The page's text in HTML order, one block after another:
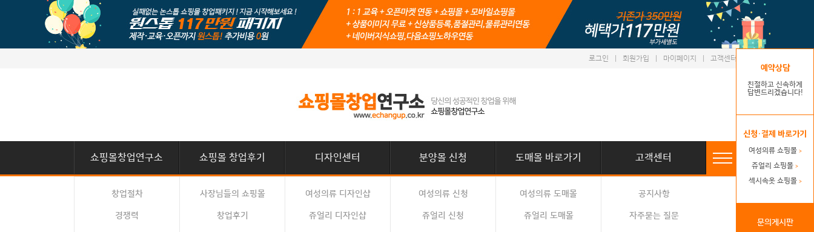
로그인 회원가입 마이페이지 고객센터
쇼핑몰창업연구소 쇼핑몰 창업후기 디자인센터 분양몰 신청 도매몰 바로가기 고객센터
창업절차
경쟁력
사장님들의 쇼핑몰
창업후기
여성의류 디자인샵
쥬얼리 디자인샵
여성의류 신청
쥬얼리 신청
여성의류 도매몰
쥬얼리 도매몰
공지사항
자주묻는 질문
예약상담
친절하고 신속하게
답변드리겠습니다!
신청·결제 바로가기
여성의류 쇼핑몰 >
쥬얼리 쇼핑몰 >
섹시속옷 쇼핑몰 >
문의게시판